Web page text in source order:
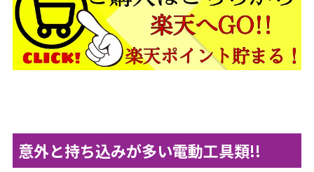
意外と持ち込みが多い電動工具類!!